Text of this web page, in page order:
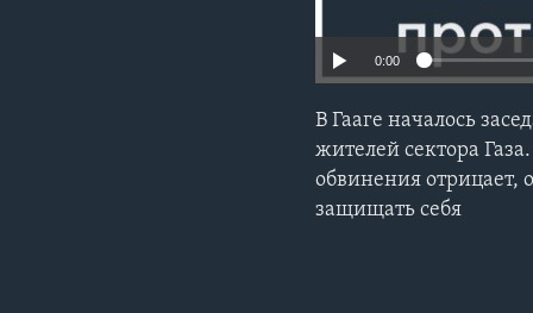
0:00
В Гааге началось
жителей сектора
обвинения отрицает,
защищать себя